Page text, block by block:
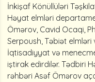
İnkişaf Könüllüləri
Həyat elmləri
Ömərov, Cavid Ocaqi,
Serpoush, Təbiət
İqtisadiyyat və
iştirak edirdilər. Tədbiri
rəhbəri Asəf Ömərov